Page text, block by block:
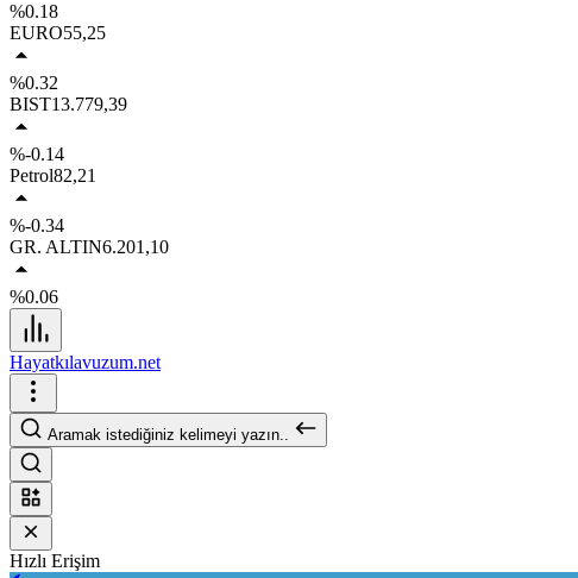
%0.18
EURO55,25
%0.32
BIST13.779,39
%-0.14
Petrol82,21
%-0.34
GR. ALTIN6.201,10
%0.06
Hayatkılavuzum.net
Aramak istediğiniz kelimeyi yazın..
Hızlı Erişim